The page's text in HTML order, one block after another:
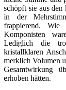
schöpft sie aus
in der
frappierend.
Komponisten
Lediglich die
kristallklaren
merklich Volumen
Gesamtwirkung
erhoben hätten.